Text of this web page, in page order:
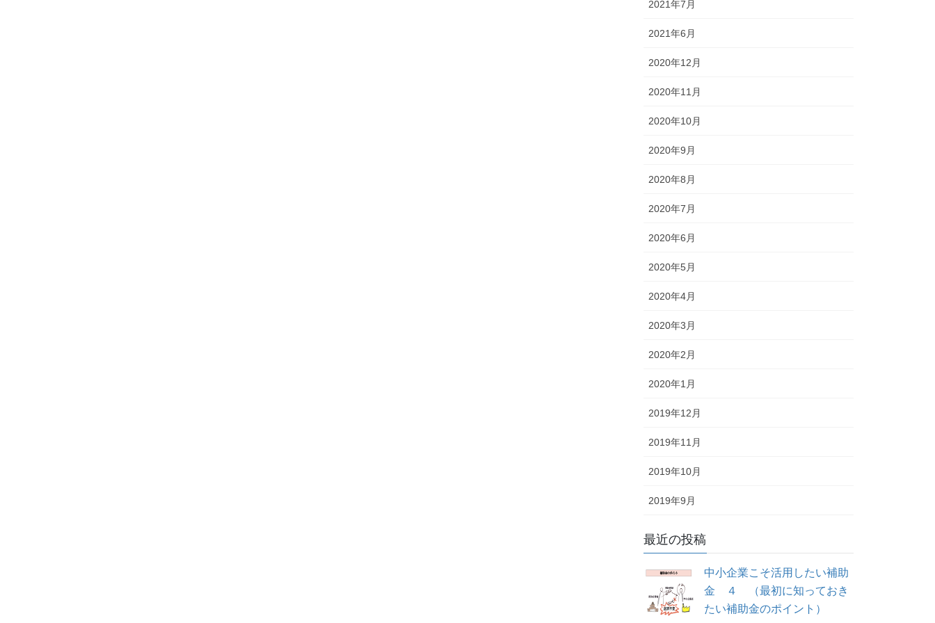
2021年7月
2021年6月
2020年12月
2020年11月
2020年10月
2020年9月
2020年8月
2020年7月
2020年6月
2020年5月
2020年4月
2020年3月
2020年2月
2020年1月
2019年12月
2019年11月
2019年10月
2019年9月
最近の投稿
中小企業こそ活用したい補助
金 ４ （最初に知っておき
たい補助金のポイント）